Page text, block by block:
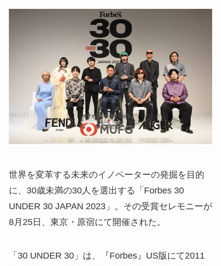
世界を変革する未来のイノベーターの発掘を目的
に、30歳未満の30人を選出する「Forbes 30
UNDER 30 JAPAN 2023」。その受賞セレモニーが
8月25日、東京・原宿にて開催された。
「30 UNDER 30」は、『Forbes』US版にて2011